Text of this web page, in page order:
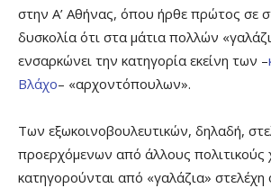
στην Α’ Αθήνας, όπου ήρθε πρώτος σε
δυσκολία ότι στα μάτια πολλών
ενσαρκώνει την κατηγορία εκείνη των –
Βλάχο– «αρχοντόπουλων».
Των εξωκοινοβουλευτικών, δηλαδή,
προερχόμενων από άλλους
κατηγορούνται από «γαλάζια» στελέχη